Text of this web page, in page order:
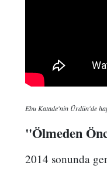
Ebu Katade'nin Ürdün'de
"Ölmeden
2014 sonunda